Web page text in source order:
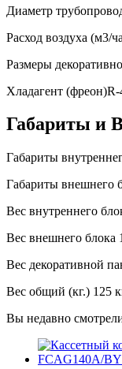
Диаметр
Расход воздуха (м3/
Размеры
Хладагент (фреон)R-
Габариты и
Габариты
Габариты внешнего
Вес внутреннего
Вес внешнего блока
Вес декоративной
Вес общий (кг.) 125
Вы недавно